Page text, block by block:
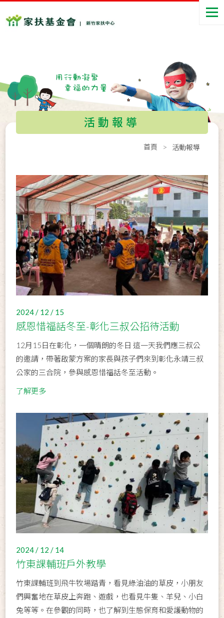
活動報導
首頁 活動報導
2024 / 12 / 15
感恩惜福話冬至-彰化三叔公招待活動
12月15日在彰化，一個晴朗的冬日 這一天我們應三叔公
的邀請，帶著啟蒙方案的家長與孩子們來到彰化永靖三叔
公家的三合院，參與感恩惜福話冬至活動。
了解更多
2024 / 12 / 14
竹東課輔班戶外教學
竹東課輔班到飛牛牧場踏青，看見綠油油的草皮，小朋友
們興奮地在草皮上奔跑、遊戲，也看見牛隻、羊兒、小白
兔等等。在參觀的同時，也了解到生態保育和愛護動物的